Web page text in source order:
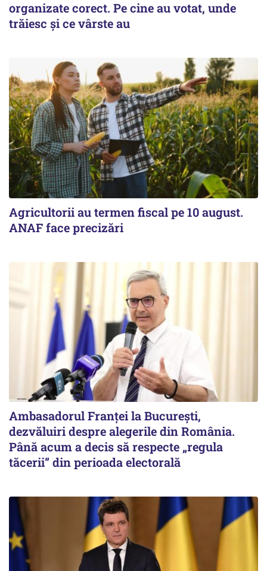
organizate corect. Pe cine au votat, unde
trăiesc și ce vârste au
Agricultorii au termen fiscal pe 10 august.
ANAF face precizări
Ambasadorul Franței la București,
dezvăluiri despre alegerile din România.
Până acum a decis să respecte „regula
tăcerii” din perioada electorală